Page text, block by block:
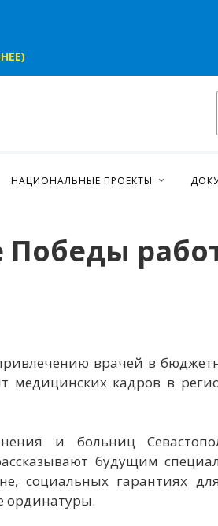
врачей в
медицинских кадров в
и больниц
будущим
социальных гарантиях
ординатуры.
НАЦИОНАЛЬНЫЕ ПРОЕКТЫ